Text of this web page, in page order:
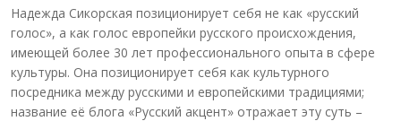
Надежда Сикорская позиционирует себя не как «русский
голос», а как голос европейки русского происхождения,
имеющей более 30 лет профессионального опыта в сфере
культуры. Она позиционирует себя как культурного
посредника между русскими и европейскими традициями;
название её блога «Русский акцент» отражает эту суть –